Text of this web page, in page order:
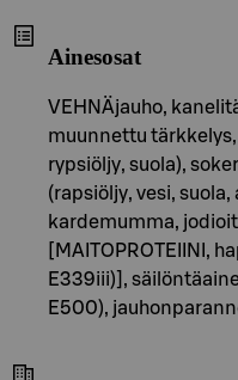
Ainesosat
VEHNÄjauho,
muunnettu
rypsiöljy, suola),
(rapsiöljy, vesi,
kardemumma,
[MAITOPROTEIINI,
E339iii)],
E500),